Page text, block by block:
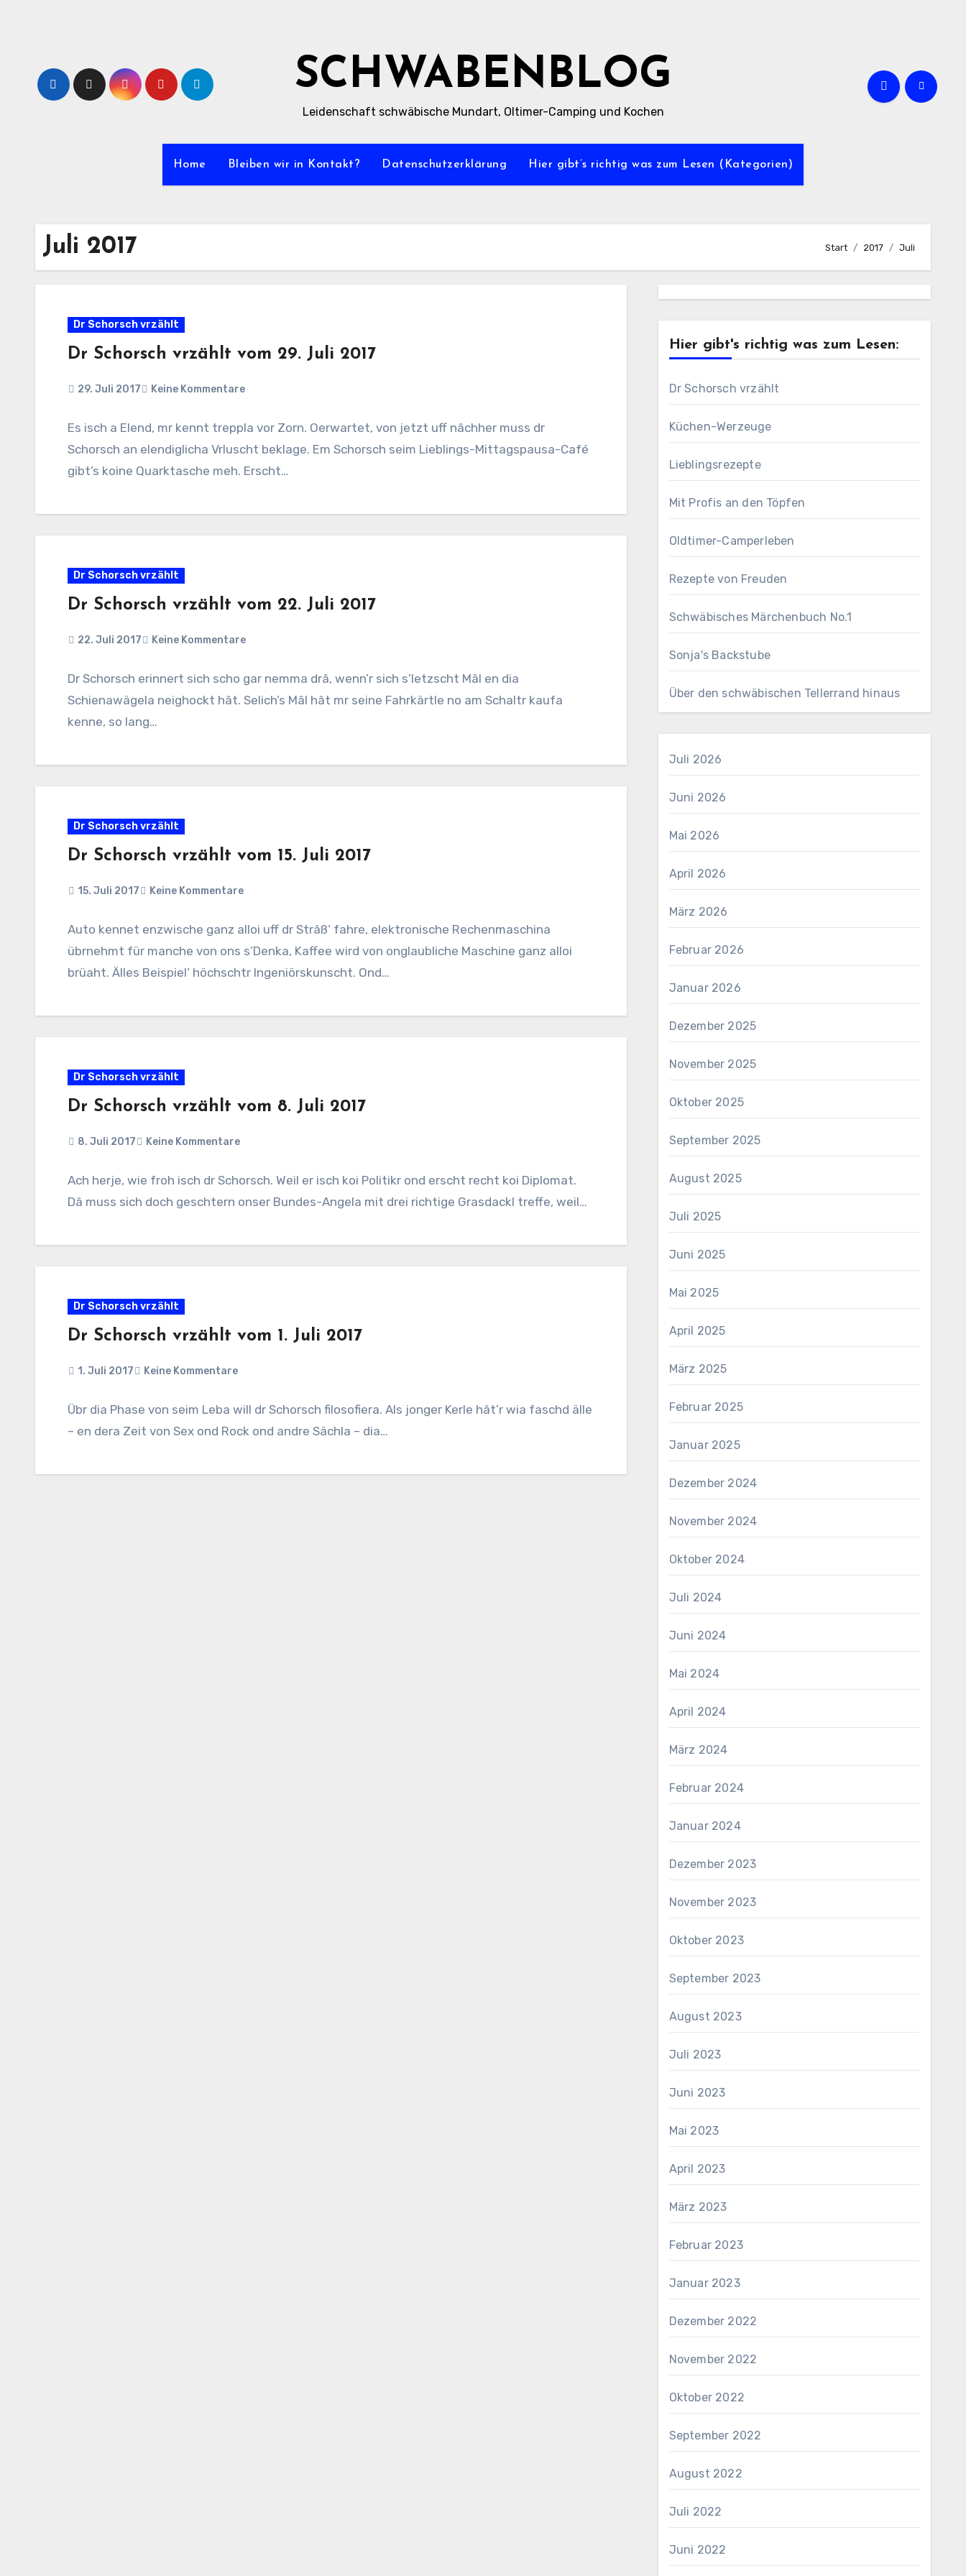
SCHWABENBLOG
Leidenschaft schwäbische Mundart, Oltimer-Camping und Kochen
Home Bleiben wir in Kontakt? Datenschutzerklärung Hier gibt’s richtig was zum Lesen (Kategorien)
Juli 2017 Start 2017 Juli
Dr Schorsch vrzählt
Dr Schorsch vrzählt vom 29. Juli 2017
29. Juli 2017 Keine Kommentare
Es isch a Elend, mr kennt treppla vor Zorn. Oerwartet, von jetzt uff nâchher muss dr
Schorsch an elendiglicha Vrluscht beklage. Em Schorsch seim Lieblings-Mittagspausa-Café
gibt’s koine Quarktasche meh. Erscht…
Dr Schorsch vrzählt
Dr Schorsch vrzählt vom 22. Juli 2017
22. Juli 2017 Keine Kommentare
Dr Schorsch erinnert sich scho gar nemma drâ, wenn’r sich s’letzscht Mâl en dia
Schienawägela neighockt hât. Selich’s Mâl hât mr seine Fahrkärtle no am Schaltr kaufa
kenne, so lang…
Dr Schorsch vrzählt
Dr Schorsch vrzählt vom 15. Juli 2017
15. Juli 2017 Keine Kommentare
Auto kennet enzwische ganz alloi uff dr Strâß‘ fahre, elektronische Rechenmaschina
übrnehmt für manche von ons s’Denka, Kaffee wird von onglaubliche Maschine ganz alloi
brüaht. Älles Beispiel‘ höchschtr Ingeniörskunscht. Ond…
Dr Schorsch vrzählt
Dr Schorsch vrzählt vom 8. Juli 2017
8. Juli 2017 Keine Kommentare
Ach herje, wie froh isch dr Schorsch. Weil er isch koi Politikr ond erscht recht koi Diplomat.
Dâ muss sich doch geschtern onser Bundes-Angela mit drei richtige Grasdackl treffe, weil…
Dr Schorsch vrzählt
Dr Schorsch vrzählt vom 1. Juli 2017
1. Juli 2017 Keine Kommentare
Übr dia Phase von seim Leba will dr Schorsch filosofiera. Als jonger Kerle hât’r wia faschd älle
– en dera Zeit von Sex ond Rock ond andre Sächla – dia…
Hier gibt's richtig was zum Lesen:
Dr Schorsch vrzählt
Küchen-Werzeuge
Lieblingsrezepte
Mit Profis an den Töpfen
Oldtimer-Camperleben
Rezepte von Freuden
Schwäbisches Märchenbuch No.1
Sonja's Backstube
Über den schwäbischen Tellerrand hinaus
Juli 2026
Juni 2026
Mai 2026
April 2026
März 2026
Februar 2026
Januar 2026
Dezember 2025
November 2025
Oktober 2025
September 2025
August 2025
Juli 2025
Juni 2025
Mai 2025
April 2025
März 2025
Februar 2025
Januar 2025
Dezember 2024
November 2024
Oktober 2024
Juli 2024
Juni 2024
Mai 2024
April 2024
März 2024
Februar 2024
Januar 2024
Dezember 2023
November 2023
Oktober 2023
September 2023
August 2023
Juli 2023
Juni 2023
Mai 2023
April 2023
März 2023
Februar 2023
Januar 2023
Dezember 2022
November 2022
Oktober 2022
September 2022
August 2022
Juli 2022
Juni 2022